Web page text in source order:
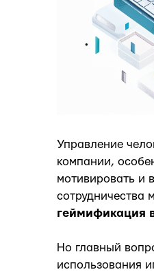
Управление
компании,
мотивировать и
сотрудничества
геймификация
Но главный
использования